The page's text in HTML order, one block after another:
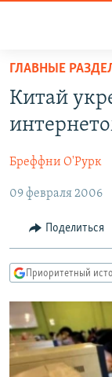
доступа
основному
Вернутся
главной
навигации
Вернутся
поиску
ПОДКАСТЫ
АВТОРСКИЕ
ЦИТАТЫ
МНЕНИЯ
КУЛЬТУРА
IDEL.РЕАЛИИ
СЕВЕР.РЕАЛИИ
СИБИРЬ.РЕАЛИИ
РАСПИСАНИЕ
ГЛАВНЫЕ
Китай
Бреффни О'Рурк
09 февраля 2006
Поделиться
Приоритетный